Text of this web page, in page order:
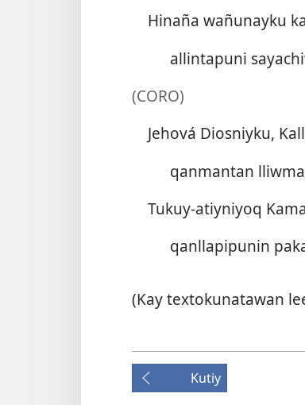
Hinaña wañunayku
allintapuni
(CORO)
Jehová Diosniyku,
qanmantan
Tukuy-atiyniyoq
qanllapipunin
(Kay textokunatawan
Kutiy